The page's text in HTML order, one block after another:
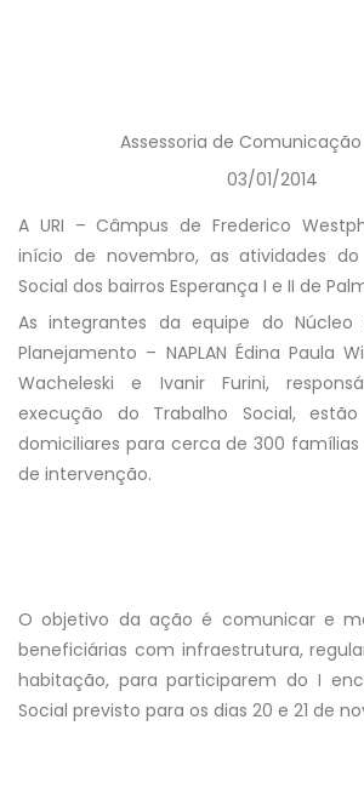
Assessoria de Comunicação
03/01/2014
A URI – Câmpus de Frederico
início de novembro, as atividades
Social dos bairros Esperança I e II de
As integrantes da equipe do Núcleo
Planejamento – NAPLAN Édina Paula
Wacheleski e Ivanir Furini,
execução do Trabalho Social, estão
domiciliares para cerca de 300
de intervenção.
O objetivo da ação é comunicar e
beneficiárias com infraestrutura,
habitação, para participarem do I
Social previsto para os dias 20 e 21 de